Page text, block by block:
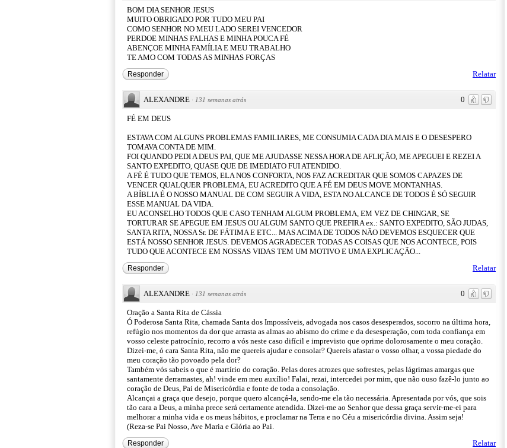
BOM DIA SENHOR JESUS
MUITO OBRIGADO POR TUDO MEU PAI
COMO SENHOR NO MEU LADO SEREI VENCEDOR
PERDOE MINHAS FALHAS E MINHA POUCA FÉ
ABENÇOE MINHA FAMÍLIA E MEU TRABALHO
TE AMO COM TODAS AS MINHAS FORÇAS
Relatar
Responder
0
ALEXANDRE · 131 semanas atrás
FÉ EM DEUS
ESTAVA COM ALGUNS PROBLEMAS FAMILIARES, ME CONSUMIA CADA DIA MAIS E O DESESPERO
TOMAVA CONTA DE MIM.
FOI QUANDO PEDI A DEUS PAI, QUE ME AJUDASSE NESSA HORA DE AFLIÇÃO, ME APEGUEI E REZEI A
SANTO EXPEDITO, QUASE QUE DE IMEDIATO FUI ATENDIDO.
A FÉ É TUDO QUE TEMOS, ELA NOS CONFORTA, NOS FAZ ACREDITAR QUE SOMOS CAPAZES DE
VENCER QUALQUER PROBLEMA, EU ACREDITO QUE A FÉ EM DEUS MOVE MONTANHAS.
A BÍBLIA É O NOSSO MANUAL DE COM SEGUIR A VIDA, ESTA NO ALCANCE DE TODOS É SÓ SEGUIR
ESSE MANUAL DA VIDA.
EU ACONSELHO TODOS QUE CASO TENHAM ALGUM PROBLEMA, EM VEZ DE CHINGAR, SE
TORTURAR SE APEGUE EM JESUS OU ALGUM SANTO QUE PREFIRA ex.: SANTO EXPEDITO, SÃO JUDAS,
SANTA RITA, NOSSA Sr. DE FÁTIMA E ETC... MAS ACIMA DE TODOS NÃO DEVEMOS ESQUECER QUE
ESTÁ NOSSO SENHOR JESUS. DEVEMOS AGRADECER TODAS AS COISAS QUE NOS ACONTECE, POIS
TUDO QUE ACONTECE EM NOSSAS VIDAS TEM UM MOTIVO E UMA EXPLICAÇÃO...
Relatar
Responder
0
ALEXANDRE · 131 semanas atrás
Oração a Santa Rita de Cássia
Ó Poderosa Santa Rita, chamada Santa dos Impossíveis, advogada nos casos desesperados, socorro na última hora,
refúgio nos momentos da dor que arrasta as almas ao abismo do crime e da desesperação, com toda confiança em
vosso celeste patrocínio, recorro a vós neste caso difícil e imprevisto que oprime dolorosamente o meu coração.
Dizei-me, ó cara Santa Rita, não me quereis ajudar e consolar? Quereis afastar o vosso olhar, a vossa piedade do
meu coração tão povoado pela dor?
Também vós sabeis o que é martírio do coração. Pelas dores atrozes que sofrestes, pelas lágrimas amargas que
santamente derramastes, ah! vinde em meu auxílio! Falai, rezai, intercedei por mim, que não ouso fazê-lo junto ao
coração de Deus, Pai de Misericórdia e fonte de toda a consolação.
Alcançai a graça que desejo, porque quero alcançá-la, sendo-me ela tão necessária. Apresentada por vós, que sois
tão cara a Deus, a minha prece será certamente atendida. Dizei-me ao Senhor que dessa graça servir-me-ei para
melhorar a minha vida e os meus hábitos, e proclamar na Terra e no Céu a misericórdia divina. Assim seja!
(Reza-se Pai Nosso, Ave Maria e Glória ao Pai.
Relatar
Responder